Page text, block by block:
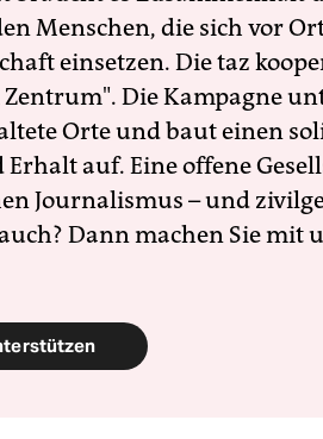
Menschen, die sich vor
einsetzen. Die taz
Die Kampagne
Orte und baut einen
Erhalt auf. Eine offene
Journalismus – und
Dann machen Sie mit